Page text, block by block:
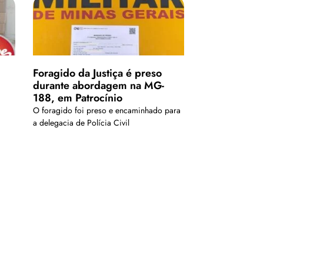
Foragido da Justiça é preso
durante abordagem na MG-
188, em Patrocínio
O foragido foi preso e encaminhado para
a delegacia de Polícia Civil